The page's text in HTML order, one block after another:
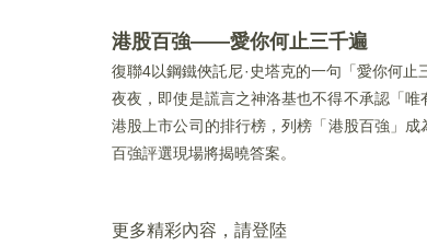
港股百強——愛你何止三千遍
復聯4以鋼鐵俠託尼·史塔克的一句「愛你何
夜夜，即使是謊言之神洛基也不得不承認「
港股上市公司的排行榜，列榜「港股百強」
百強評選現場將揭曉答案。
更多精彩內容，請登陸